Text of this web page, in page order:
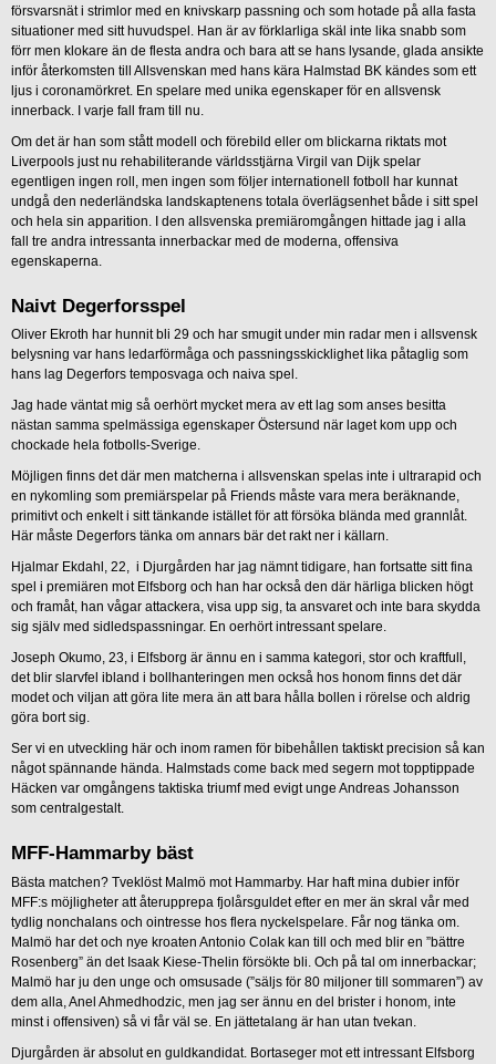
försvarsnät i strimlor med en knivskarp passning och som hotade på alla fasta
situationer med sitt huvudspel. Han är av förklarliga skäl inte lika snabb som
förr men klokare än de flesta andra och bara att se hans lysande, glada ansikte
inför återkomsten till Allsvenskan med hans kära Halmstad BK kändes som ett
ljus i coronamörkret. En spelare med unika egenskaper för en allsvensk
innerback. I varje fall fram till nu.
Om det är han som stått modell och förebild eller om blickarna riktats mot
Liverpools just nu rehabiliterande världsstjärna Virgil van Dijk spelar
egentligen ingen roll, men ingen som följer internationell fotboll har kunnat
undgå den nederländska landskaptenens totala överlägsenhet både i sitt spel
och hela sin apparition. I den allsvenska premiäromgången hittade jag i alla
fall tre andra intressanta innerbackar med de moderna, offensiva
egenskaperna.
Naivt Degerforsspel
Oliver Ekroth har hunnit bli 29 och har smugit under min radar men i allsvensk
belysning var hans ledarförmåga och passningsskicklighet lika påtaglig som
hans lag Degerfors temposvaga och naiva spel.
Jag hade väntat mig så oerhört mycket mera av ett lag som anses besitta
nästan samma spelmässiga egenskaper Östersund när laget kom upp och
chockade hela fotbolls-Sverige.
Möjligen finns det där men matcherna i allsvenskan spelas inte i ultrarapid och
en nykomling som premiärspelar på Friends måste vara mera beräknande,
primitivt och enkelt i sitt tänkande istället för att försöka blända med grannlåt.
Här måste Degerfors tänka om annars bär det rakt ner i källarn.
Hjalmar Ekdahl, 22, i Djurgården har jag nämnt tidigare, han fortsatte sitt fina
spel i premiären mot Elfsborg och han har också den där härliga blicken högt
och framåt, han vågar attackera, visa upp sig, ta ansvaret och inte bara skydda
sig själv med sidledspassningar. En oerhört intressant spelare.
Joseph Okumo, 23, i Elfsborg är ännu en i samma kategori, stor och kraftfull,
det blir slarvfel ibland i bollhanteringen men också hos honom finns det där
modet och viljan att göra lite mera än att bara hålla bollen i rörelse och aldrig
göra bort sig.
Ser vi en utveckling här och inom ramen för bibehållen taktiskt precision så kan
något spännande hända. Halmstads come back med segern mot topptippade
Häcken var omgångens taktiska triumf med evigt unge Andreas Johansson
som centralgestalt.
MFF-Hammarby bäst
Bästa matchen? Tveklöst Malmö mot Hammarby. Har haft mina dubier inför
MFF:s möjligheter att återupprepa fjolårsguldet efter en mer än skral vår med
tydlig nonchalans och ointresse hos flera nyckelspelare. Får nog tänka om.
Malmö har det och nye kroaten Antonio Colak kan till och med blir en ”bättre
Rosenberg” än det Isaak Kiese-Thelin försökte bli. Och på tal om innerbackar;
Malmö har ju den unge och omsusade (”säljs för 80 miljoner till sommaren”) av
dem alla, Anel Ahmedhodzic, men jag ser ännu en del brister i honom, inte
minst i offensiven) så vi får väl se. En jättetalang är han utan tvekan.
Djurgården är absolut en guldkandidat. Bortaseger mot ett intressant Elfsborg